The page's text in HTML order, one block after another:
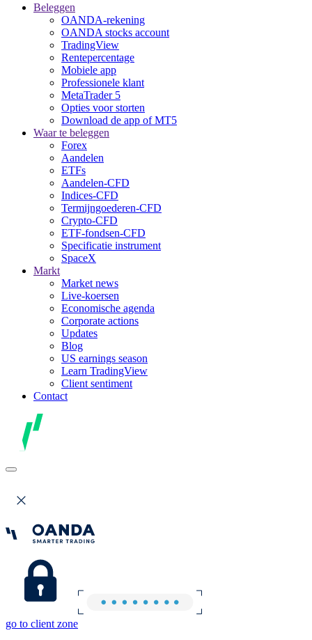
Beleggen
OANDA-rekening
OANDA stocks account
TradingView
Rentepercentage
Mobiele app
Professionele klant
MetaTrader 5
Opties voor storten
Download de app of MT5
Waar te beleggen
Forex
Aandelen
ETFs
Aandelen-CFD
Indices-CFD
Termijngoederen-CFD
Crypto-CFD
ETF-fondsen-CFD
Specificatie instrument
SpaceX
Markt
Market news
Live-koersen
Economische agenda
Corporate actions
Updates
Blog
US earnings season
Learn TradingView
Client sentiment
Contact
go to client zone